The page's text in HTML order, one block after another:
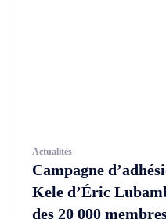
Actualités
Campagne
Kele d’Éric
des 20 000